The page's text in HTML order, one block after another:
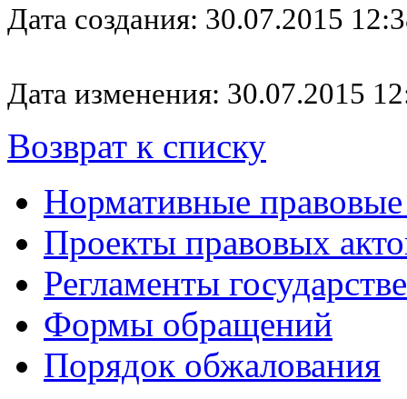
Дата создания: 30.07.2015
Дата изменения: 30.07.2015
Возврат к списку
Нормативные
Проекты правовых
Регламенты
Формы обращений
Порядок обжалования